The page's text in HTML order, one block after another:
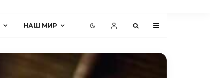
НАШ МИР